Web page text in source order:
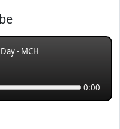
- MCH
0:00